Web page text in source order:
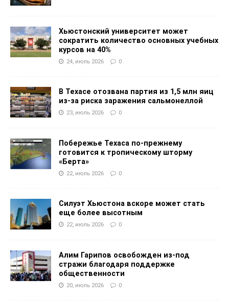
Хьюстонский университет может
сократить количество основных учебных
курсов на 40%
24, июль 2026 0
В Техасе отозвана партия из 1,5 млн яиц
из-за риска заражения сальмонеллой
23, июль 2026 0
Побережье Техаса по-прежнему
готовится к тропическому шторму
«Берта»
22, июль 2026 0
Силуэт Хьюстона вскоре может стать
еще более высотным
22, июль 2026 0
Алим Гарипов освобожден из-под
стражи благодаря поддержке
общественности
20, июль 2026 0